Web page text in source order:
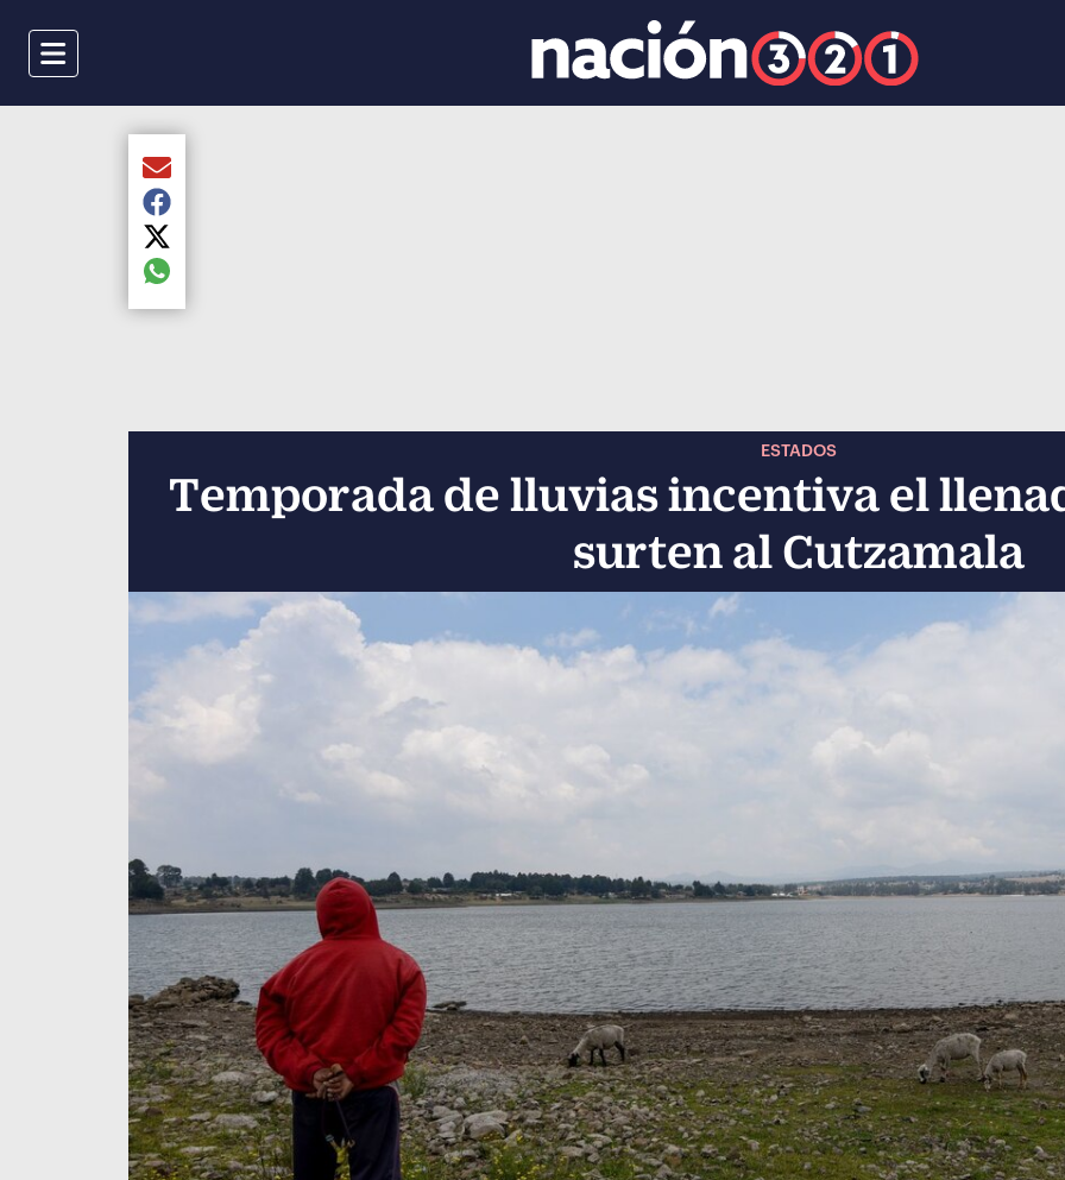
Menu
ESTADOS
Temporada de lluvias incentiva el
surten al Cutzamala
Compartir el artículo actual mediante Email
Compartir el artículo actual mediante Facebook
Compartir el artículo actual mediante Twitter
Compartir el artículo actual mediante global.social-whatsapp